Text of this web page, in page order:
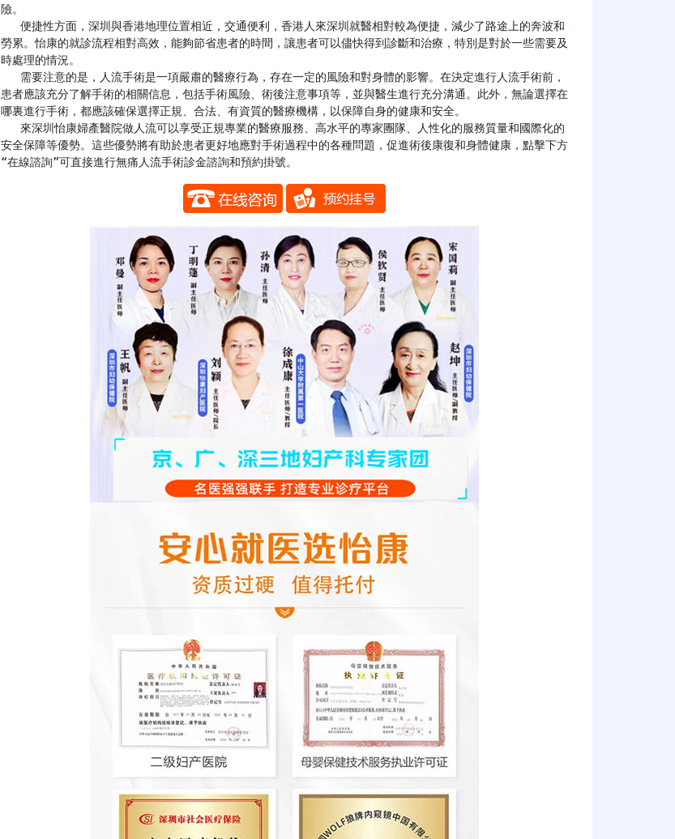
險。
勞累。怡康的就診流程相對高效，能夠節省患者的時間，讓患者可以儘快得到診斷和治療，特別是對於一些需要及
時處理的情況。
患者應該充分了解手術的相關信息，包括手術風險、術後注意事項等，並與醫生進行充分溝通。此外，無論選擇在
哪裏進行手術，都應該確保選擇正規、合法、有資質的醫療機構，以保障自身的健康和安全。
安全保障等優勢。這些優勢將有助於患者更好地應對手術過程中的各種問題，促進術後康復和身體健康，點擊下方
“在線諮詢”可直接進行無痛人流手術診金諮詢和預約掛號。